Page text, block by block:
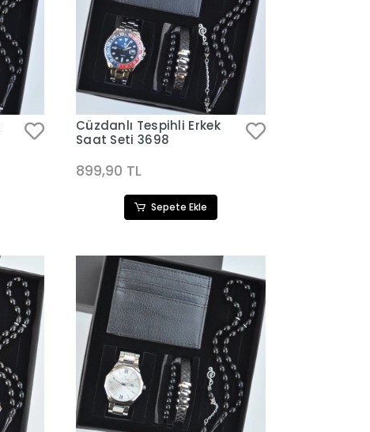
Cüzdanlı Tespihli Erkek
Saat Seti 3698
899,90 TL
Sepete Ekle